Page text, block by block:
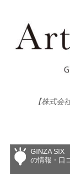
【株式会
GINZA SIX
の情報・口